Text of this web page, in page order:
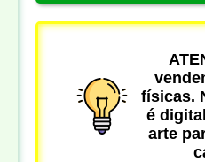
físicas.
é
arte